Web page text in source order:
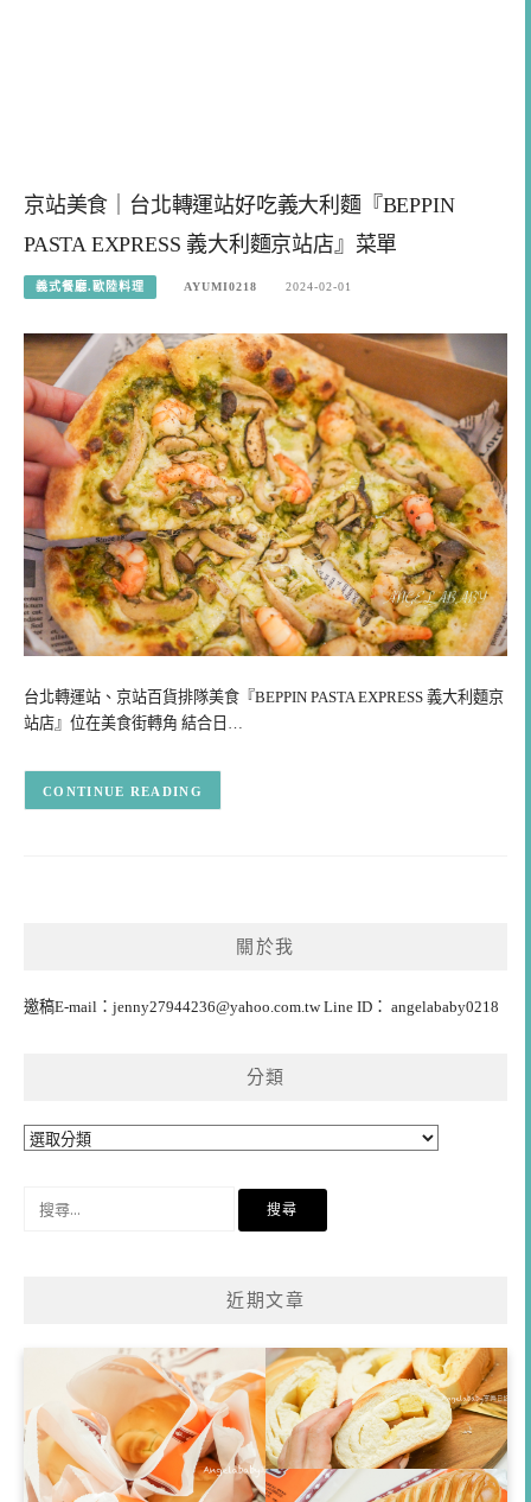
京站美食｜台北轉運站好吃義大利麵『BEPPIN
PASTA EXPRESS 義大利麵京站店』菜單
義式餐廳.歐陸料理 AYUMI0218 2024-02-01
台北轉運站、京站百貨排隊美食『BEPPIN PASTA EXPRESS 義大利麵京
站店』位在美食街轉角 結合日…
CONTINUE READING
關於我
邀稿E-mail： jenny27944236@yahoo.com.twLine ID： angelababy0218
分類
分
近期文章